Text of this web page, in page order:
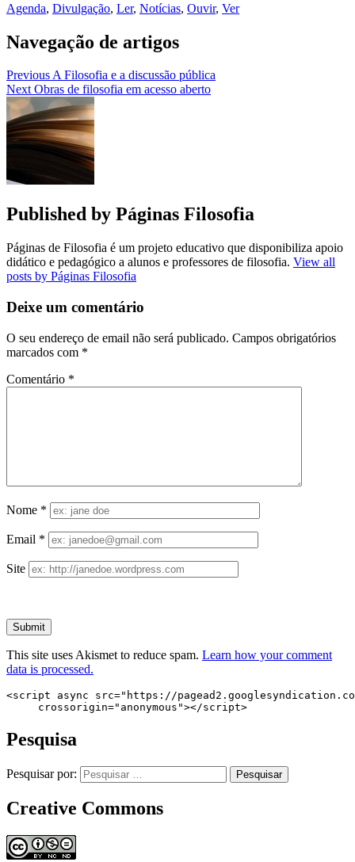
Agenda, Divulgação, Ler, Notícias, Ouvir, Ver
Navegação de artigos
PreviousA Filosofia e a discussão pública
Next Obras de filosofia em acesso aberto
Published by Páginas Filosofia
Páginas de Filosofia é um projeto educativo que disponibiliza apoio
didático e pedagógico a alunos e professores de filosofia. View all
posts by Páginas Filosofia
Deixe um comentário
O seu endereço de email não será publicado. Campos obrigatórios
marcados com *
Comentário *
Nome *
Email *
Site
This site uses Akismet to reduce spam. Learn how your comment
data is processed.
<script async src="https://
     crossorigin="anonymous"></script>
Pesquisa
Pesquisar por:
Creative Commons